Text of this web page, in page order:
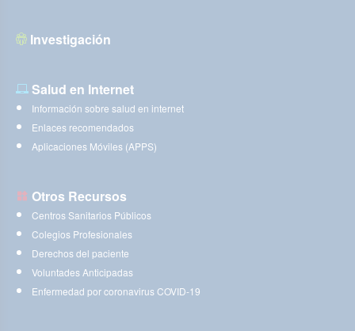
Investigación
Salud en Internet
Información sobre salud en internet
Enlaces recomendados
Aplicaciones Móviles (APPS)
Otros Recursos
Centros Sanitarios Públicos
Colegios Profesionales
Derechos del paciente
Voluntades Anticipadas
Enfermedad por coronavirus COVID-19